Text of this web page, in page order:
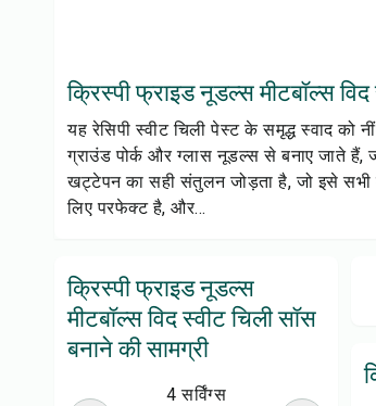
क्रिस्पी फ्राइड नूडल्स मीटबॉल्स
यह रेसिपी स्वीट चिली पेस्ट के समृद्ध स्वाद
ग्राउंड पोर्क और ग्लास नूडल्स से बनाए जाते हैं,
खट्टेपन का सही संतुलन जोड़ता है, जो इसे सभी
लिए परफेक्ट है, और...
क्रिस्पी फ्राइड नूडल्स
मीटबॉल्स विद स्वीट चिली सॉस
बनाने की सामग्री
4 सर्विंग्स